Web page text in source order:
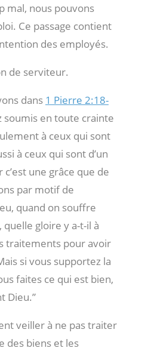
mal, nous pouvons
Ce passage contient
des employés.
de serviteur.
dans 1 Pierre 2:18-
soumis en toute crainte
à ceux qui sont
à ceux qui sont d’un
une grâce que de
par motif de
quand on souffre
gloire y a-t-il à
traitements pour avoir
si vous supportez la
faites ce qui est bien,
Dieu.”
veiller à ne pas traiter
des biens et les